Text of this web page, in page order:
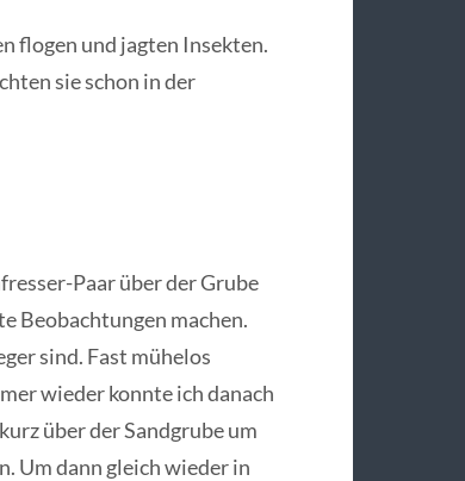
flogen und jagten Insekten.
sie schon in der
Paar über der Grube
Beobachtungen machen.
sind. Fast mühelos
wieder konnte ich danach
über der Sandgrube um
Um dann gleich wieder in